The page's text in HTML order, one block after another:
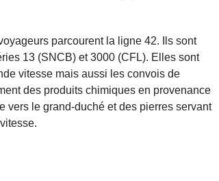
parcourent la ligne 42. Ils sont
13 (SNCB) et 3000 (CFL). Elles sont
vitesse mais aussi les convois de
des produits chimiques en provenance
vers le grand-duché et des pierres servant